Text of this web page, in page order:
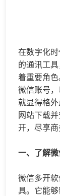
在数字化
的通讯工
着重要角
微信账号，
就显得格
网站下载
开，尽享商
一、了解
微信多开
具。它能